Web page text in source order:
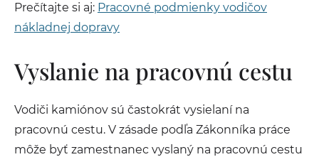
Prečítajte si aj: Pracovné podmienky vodičov
nákladnej dopravy
Vyslanie na pracovnú cestu
Vodiči kamiónov sú častokrát vysielaní na
pracovnú cestu. V zásade podľa Zákonníka práce
môže byť zamestnanec vyslaný na pracovnú cestu